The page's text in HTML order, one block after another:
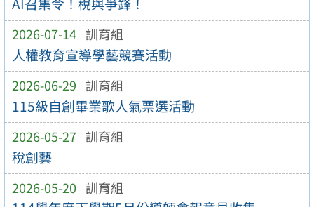
2026-07-14 訓育組
人權教育宣導學藝競賽活動
2026-06-29 訓育組
115級自創畢業歌人氣票選活動
2026-05-27 訓育組
稅創藝
2026-05-20 訓育組